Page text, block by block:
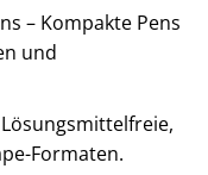
– Kompakte Pens
und
Lösungsmittelfreie,
Formaten.